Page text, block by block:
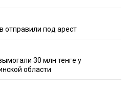
отправили под арест
30 млн тенге у
области